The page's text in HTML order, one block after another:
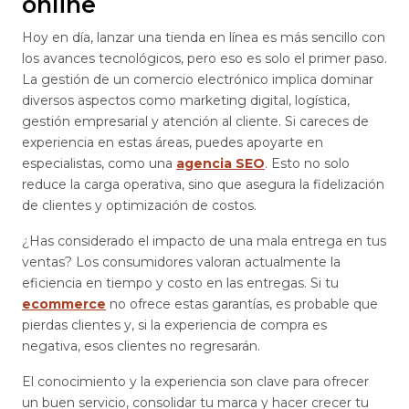
Hoy en día, lanzar una tienda en línea es más sencillo con
los avances tecnológicos, pero eso es solo el primer paso.
La gestión de un comercio electrónico implica dominar
diversos aspectos como marketing digital, logística,
gestión empresarial y atención al cliente. Si careces de
experiencia en estas áreas, puedes apoyarte en
especialistas, como una agencia SEO. Esto no solo
reduce la carga operativa, sino que asegura la fidelización
de clientes y optimización de costos.
¿Has considerado el impacto de una mala entrega en tus
ventas? Los consumidores valoran actualmente la
eficiencia en tiempo y costo en las entregas. Si tu
ecommerce no ofrece estas garantías, es probable que
pierdas clientes y, si la experiencia de compra es
negativa, esos clientes no regresarán.
El conocimiento y la experiencia son clave para ofrecer
un buen servicio, consolidar tu marca y hacer crecer tu